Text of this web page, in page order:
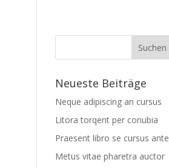
Neueste Beiträge
Neque adipiscing an cursus
Litora torqent per conubia
Praesent libro se cursus ante
Metus vitae pharetra auctor